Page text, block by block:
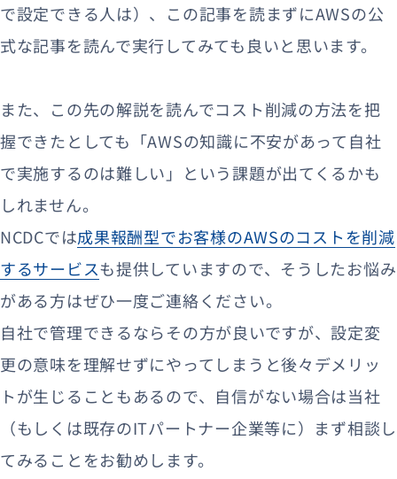
で設定できる人は）、この記事を読まずにAWSの公
式な記事を読んで実行してみても良いと思います。
また、この先の解説を読んでコスト削減の方法を把
握できたとしても「AWSの知識に不安があって自社
で実施するのは難しい」という課題が出てくるかも
しれません。
NCDCでは成果報酬型でお客様のAWSのコストを削減
するサービスも提供していますので、そうしたお悩み
がある方はぜひ一度ご連絡ください。
自社で管理できるならその方が良いですが、設定変
更の意味を理解せずにやってしまうと後々デメリッ
トが生じることもあるので、自信がない場合は当社
（もしくは既存のITパートナー企業等に）まず相談し
てみることをお勧めします。